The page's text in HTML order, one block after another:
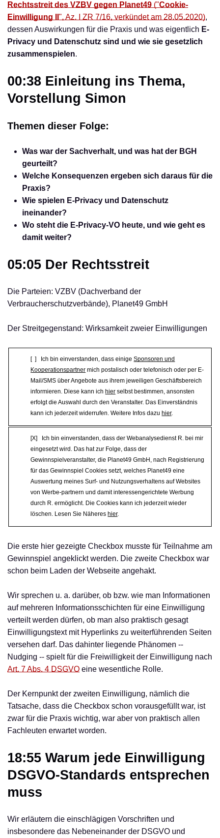
Rechtsstreit des VZBV gegen Planet49 ("Cookie-
Einwilligung II ", Az. I ZR 7/16, verkündet am 28.05.2020),
dessen Auswirkungen für die Praxis und was eigentlich E-
Privacy und Datenschutz sind und wie sie gesetzlich
zusammenspielen.
00:38 Einleitung ins Thema,
Vorstellung Simon
Themen dieser Folge:
Was war der Sachverhalt, und was hat der BGH
geurteilt?
Welche Konsequenzen ergeben sich daraus für die
Praxis?
Wie spielen E-Privacy und Datenschutz
ineinander?
Wo steht die E-Privacy-VO heute, und wie geht es
damit weiter?
05:05 Der Rechtsstreit
Die Parteien: VZBV (Dachverband der
Verbraucherschutzverbände), Planet49 GmbH
Der Streitgegenstand: Wirksamkeit zweier Einwilligungen
[ ] Ich bin einverstanden, dass einigeSponsoren und
Kooperationspartner mich postalisch oder telefonisch oder per E-
Mail/SMS über Angebote aus ihrem jeweiligen Geschäftsbereich
informieren. Diese kann ich hier selbst bestimmen, ansonsten
erfolgt die Auswahl durch den Veranstalter. Das Einverständnis
kann ich jederzeit widerrufen. Weitere Infos dazu hier.
[X] Ich bin einverstanden, dass der Webanalysedienst R. bei mir
eingesetzt wird. Das hat zur Folge, dass der
Gewinnspielveranstalter, die Planet49 GmbH, nach Registrierung
für das Gewinnspiel Cookies setzt, welches Planet49 eine
Auswertung meines Surf- und Nutzungsverhaltens auf Websites
von Werbe-partnern und damit interessengerichtete Werbung
durch R. ermöglicht. Die Cookies kann ich jederzeit wieder
löschen. Lesen Sie Näheres hier.
Die erste hier gezeigte Checkbox musste für Teilnahme am
Gewinnspiel angeklickt werden. Die zweite Checkbox war
schon beim Laden der Webseite angehakt.
Wir sprechen u. a. darüber, ob bzw. wie man Informationen
auf mehreren Informationsschichten für eine Einwilligung
verteilt werden dürfen, ob man also praktisch gesagt
Einwilligungstext mit Hyperlinks zu weiterführenden Seiten
versehen darf. Das dahinter liegende Phänomen --
Nudging -- spielt für die Freiwilligkeit der Einwilligung nach
Art. 7 Abs. 4 DSGVO eine wesentliche Rolle.
Der Kernpunkt der zweiten Einwilligung, nämlich die
Tatsache, dass die Checkbox schon vorausgefüllt war, ist
zwar für die Praxis wichtig, war aber von praktisch allen
Fachleuten erwartet worden.
18:55 Warum jede Einwilligung
DSGVO-Standards entsprechen
muss
Wir erläutern die einschlägigen Vorschriften und
insbesondere das Nebeneinander der DSGVO und